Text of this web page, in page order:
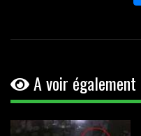
A voir également